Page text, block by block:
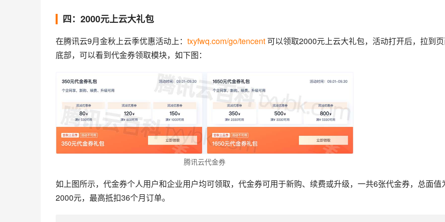
四：2000元上云大礼包
在腾讯云9月金秋上云季优惠活动上： txyfwq.com/go/tencent 可以领取2000元上云大礼包，活动打开后，拉到
底部，可以看到代金券领取模块，如下图：
腾讯云代金券
如上图所示，代金券个人用户和企业用户均可领取，代金券可用于新购、续费或升级，一共6张代金券，总面值
2000元，最高抵扣36个月订单。